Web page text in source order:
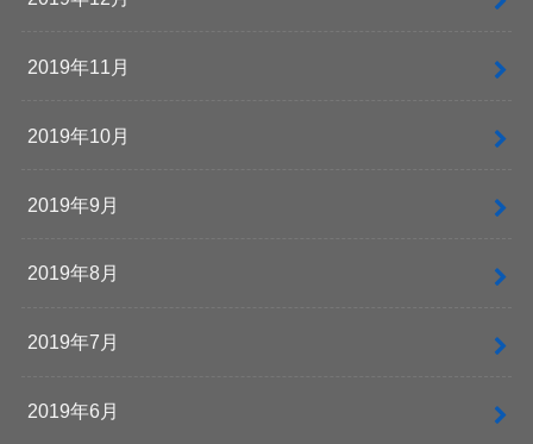
2019年11月
2019年10月
2019年9月
2019年8月
2019年7月
2019年6月